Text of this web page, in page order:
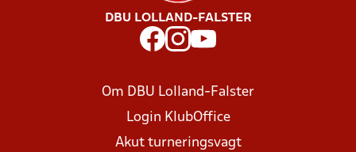
DBU LOLLAND-FALSTER
Om DBU Lolland-Falster
Login KlubOffice
Akut turneringsvagt